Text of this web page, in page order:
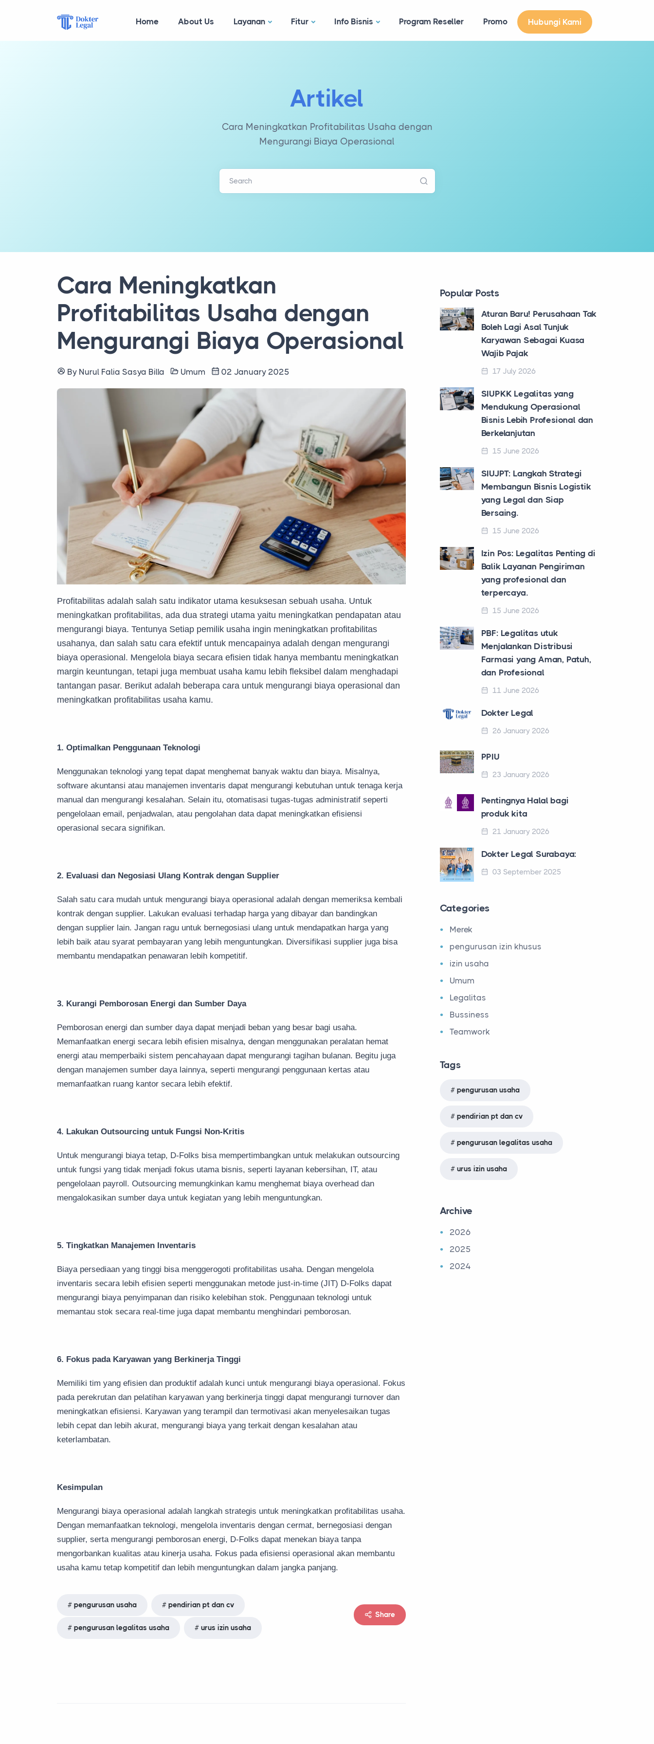
Home About Us Layanan Fitur Info Bisnis Program Reseller Promo Hubungi Kami
Artikel
Cara Meningkatkan Profitabilitas Usaha dengan
Mengurangi Biaya Operasional
Search
Cara Meningkatkan
Profitabilitas Usaha dengan
Mengurangi Biaya Operasional
By Nurul Falia Sasya Billa Umum 02 January 2025
Profitabilitas adalah salah satu indikator utama kesuksesan sebuah usaha. Untuk
meningkatkan profitabilitas, ada dua strategi utama yaitu meningkatkan pendapatan atau
mengurangi biaya. Tentunya Setiap pemilik usaha ingin meningkatkan profitabilitas
usahanya, dan salah satu cara efektif untuk mencapainya adalah dengan mengurangi
biaya operasional. Mengelola biaya secara efisien tidak hanya membantu meningkatkan
margin keuntungan, tetapi juga membuat usaha kamu lebih fleksibel dalam menghadapi
tantangan pasar. Berikut adalah beberapa cara untuk mengurangi biaya operasional dan
meningkatkan profitabilitas usaha kamu.
1. Optimalkan Penggunaan Teknologi
Menggunakan teknologi yang tepat dapat menghemat banyak waktu dan biaya. Misalnya,
software akuntansi atau manajemen inventaris dapat mengurangi kebutuhan untuk tenaga kerja
manual dan mengurangi kesalahan. Selain itu, otomatisasi tugas-tugas administratif seperti
pengelolaan email, penjadwalan, atau pengolahan data dapat meningkatkan efisiensi
operasional secara signifikan.
2. Evaluasi dan Negosiasi Ulang Kontrak dengan Supplier
Salah satu cara mudah untuk mengurangi biaya operasional adalah dengan memeriksa kembali
kontrak dengan supplier. Lakukan evaluasi terhadap harga yang dibayar dan bandingkan
dengan supplier lain. Jangan ragu untuk bernegosiasi ulang untuk mendapatkan harga yang
lebih baik atau syarat pembayaran yang lebih menguntungkan. Diversifikasi supplier juga bisa
membantu mendapatkan penawaran lebih kompetitif.
3. Kurangi Pemborosan Energi dan Sumber Daya
Pemborosan energi dan sumber daya dapat menjadi beban yang besar bagi usaha.
Memanfaatkan energi secara lebih efisien misalnya, dengan menggunakan peralatan hemat
energi atau memperbaiki sistem pencahayaan dapat mengurangi tagihan bulanan. Begitu juga
dengan manajemen sumber daya lainnya, seperti mengurangi penggunaan kertas atau
memanfaatkan ruang kantor secara lebih efektif.
4. Lakukan Outsourcing untuk Fungsi Non-Kritis
Untuk mengurangi biaya tetap, D-Folks bisa mempertimbangkan untuk melakukan outsourcing
untuk fungsi yang tidak menjadi fokus utama bisnis, seperti layanan kebersihan, IT, atau
pengelolaan payroll. Outsourcing memungkinkan kamu menghemat biaya overhead dan
mengalokasikan sumber daya untuk kegiatan yang lebih menguntungkan.
5. Tingkatkan Manajemen Inventaris
Biaya persediaan yang tinggi bisa menggerogoti profitabilitas usaha. Dengan mengelola
inventaris secara lebih efisien seperti menggunakan metode just-in-time (JIT) D-Folks dapat
mengurangi biaya penyimpanan dan risiko kelebihan stok. Penggunaan teknologi untuk
memantau stok secara real-time juga dapat membantu menghindari pemborosan.
6. Fokus pada Karyawan yang Berkinerja Tinggi
Memiliki tim yang efisien dan produktif adalah kunci untuk mengurangi biaya operasional. Fokus
pada perekrutan dan pelatihan karyawan yang berkinerja tinggi dapat mengurangi turnover dan
meningkatkan efisiensi. Karyawan yang terampil dan termotivasi akan menyelesaikan tugas
lebih cepat dan lebih akurat, mengurangi biaya yang terkait dengan kesalahan atau
keterlambatan.
Kesimpulan
Mengurangi biaya operasional adalah langkah strategis untuk meningkatkan profitabilitas usaha.
Dengan memanfaatkan teknologi, mengelola inventaris dengan cermat, bernegosiasi dengan
supplier, serta mengurangi pemborosan energi, D-Folks dapat menekan biaya tanpa
mengorbankan kualitas atau kinerja usaha. Fokus pada efisiensi operasional akan membantu
usaha kamu tetap kompetitif dan lebih menguntungkan dalam jangka panjang.
pengurusan usaha pendirian pt dan cv
pengurusan legalitas usaha urus izin usaha
Share
Popular Posts
Aturan Baru! Perusahaan Tak
Boleh Lagi Asal Tunjuk
Karyawan Sebagai Kuasa
Wajib Pajak
17 July 2026
SIUPKK Legalitas yang
Mendukung Operasional
Bisnis Lebih Profesional dan
Berkelanjutan
15 June 2026
SIUJPT: Langkah Strategi
Membangun Bisnis Logistik
yang Legal dan Siap
Bersaing.
15 June 2026
Izin Pos: Legalitas Penting di
Balik Layanan Pengiriman
yang profesional dan
terpercaya.
15 June 2026
PBF: Legalitas utuk
Menjalankan Distribusi
Farmasi yang Aman, Patuh,
dan Profesional
11 June 2026
Dokter Legal
26 January 2026
PPIU
23 January 2026
Pentingnya Halal bagi
produk kita
21 January 2026
Dokter Legal Surabaya:
03 September 2025
Categories
Merek
pengurusan izin khusus
izin usaha
Umum
Legalitas
Bussiness
Teamwork
Tags
pengurusan usaha
pendirian pt dan cv
pengurusan legalitas usaha
urus izin usaha
Archive
2026
2025
2024